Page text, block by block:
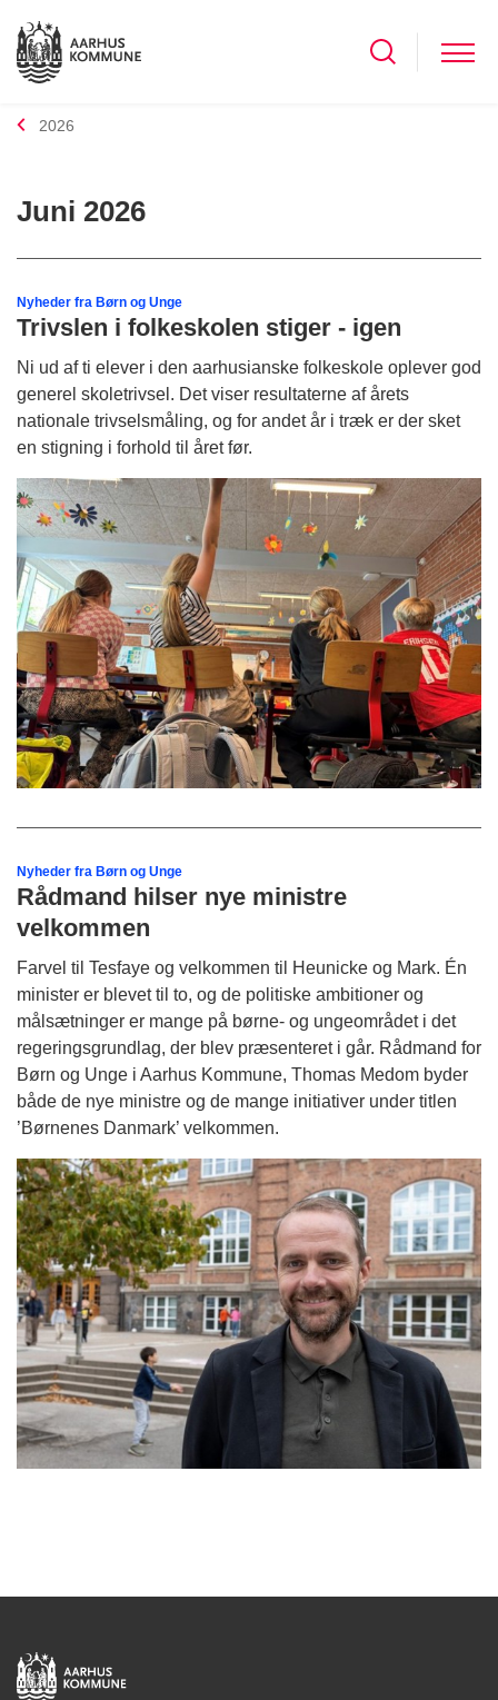
2026
Juni 2026
Nyheder fra Børn og Unge
Trivslen i folkeskolen stiger - igen
Ni ud af ti elever i den aarhusianske folkeskole oplever god
generel skoletrivsel. Det viser resultaterne af årets
nationale trivselsmåling, og for andet år i træk er der sket
en stigning i forhold til året før.
Nyheder fra Børn og Unge
Rådmand hilser nye ministre
velkommen
Farvel til Tesfaye og velkommen til Heunicke og Mark. Én
minister er blevet til to, og de politiske ambitioner og
målsætninger er mange på børne- og ungeområdet i det
regeringsgrundlag, der blev præsenteret i går. Rådmand for
Børn og Unge i Aarhus Kommune, Thomas Medom byder
både de nye ministre og de mange initiativer under titlen
’Børnenes Danmark’ velkommen.